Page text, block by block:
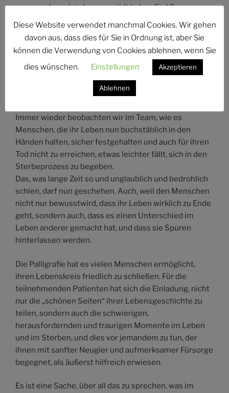
es nur aufgeschrieben – erzählt haben Sie! Das
Ihre
Meine Aufgabe ähnelt somit der einer Hebamme: Ich
helfe beim Schöpfen der Worte und unterstütze durch
meine Art des Fragens und Zuhörens dabei, dass auch
am Ende des Lebens noch einmal etwas auf die Welt
kommen und bleiben darf: ein geistiges Vermächtnis,
erzählt in den eigenen Worten.
Immer wieder beobachten wir im Team, wie es
Menschen, die ihr Leben nun buchstäblich in den
Händen halten, sicher festgehalten und auch für ihren
Tod nicht zu erreichen, etwas leichter fällt, sich in den
Sterbeprozess zu begeben.
Das, was lange Zeit so und unglaublich und bedrohlich
schien, darf nun geschehen. Auch, weil den Menschen
nicht nur bewusstwird, dass ihr Leben wirklich zu Ende
geht, sondern auch, dass es einen Unterschied im
Leben anderer gemacht hat, und dass sie Spuren
hinterlassen werden.
Die Palligrafie hat es vielen Menschen ermöglicht,
ihren Lebenskreis friedlich zu schließen. Für die
teilnehmenden Patienten hat sich die Einladung, nicht
nur die „schönen Seiten“ ihrer Lebensgeschichte zu
teilen, sondern auch die schwierigen,
herausfordernden und traurigen Momente im Leben
und im Sterben, und dies vor jemandem zu tun, der
ihnen mit sanfter Neugier und aufmerksamer Fürsorge
begegnet, als äußerst hilfreich erwiesen.
Es ist eine Sache, über all das zu sprechen, was im
Diese Website verwendet manchmal Cookies. Wir gehen
davon aus, dass dies für Sie in Ordnung ist, aber Sie
können die Verwendung von Cookies ablehnen, wenn Sie
dies wünschen.
Einstellungen Akzeptieren
Ablehnen